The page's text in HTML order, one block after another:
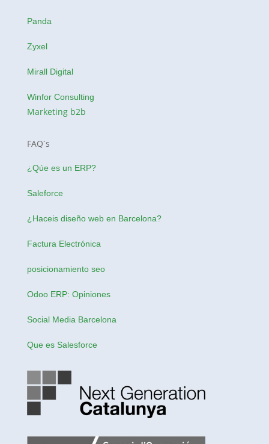
Panda
Zyxel
Mirall Digital
Winfor Consulting
Marketing b2b
FAQ´s
¿Qúe es un ERP?
Saleforce
¿Haceis diseño web en Barcelona?
Factura Electrónica
posicionamiento seo
Odoo ERP: Opiniones
Social Media Barcelona
Que es Salesforce